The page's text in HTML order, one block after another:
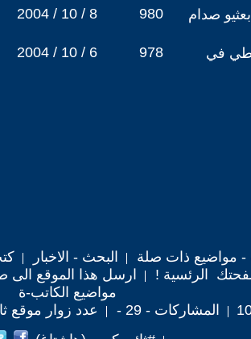
2004 / 10 / 8 980
صدام
2004 / 10 / 6 978
في
مواضيع ذات صلة البحث - الاخبار
الرئسية ! ارسل هذا الموقع الى
مواضيع الكاتب-ة
المشاركات - 29 - عدد زوار موقع